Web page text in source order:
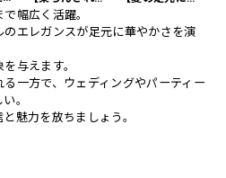
幅広く活躍。
エレガンスが足元に華やかさを演
与えます。
一方で、ウェディングやパーティー
。
魅力を放ちましょう。